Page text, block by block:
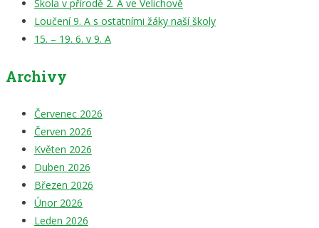
Škola v přírodě 2. A ve Velichově
Loučení 9. A s ostatními žáky naší školy
15. – 19. 6. v 9. A
Archivy
Červenec 2026
Červen 2026
Květen 2026
Duben 2026
Březen 2026
Únor 2026
Leden 2026